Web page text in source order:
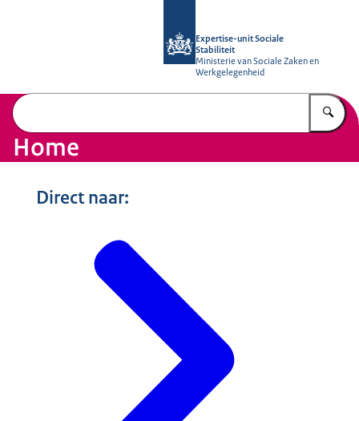
Expertise-unit Sociale
Stabiliteit
Ministerie van Sociale Zaken en
Werkgelegenheid
Home
Direct naar: